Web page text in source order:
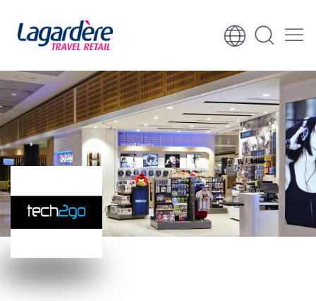
Aller au contenu